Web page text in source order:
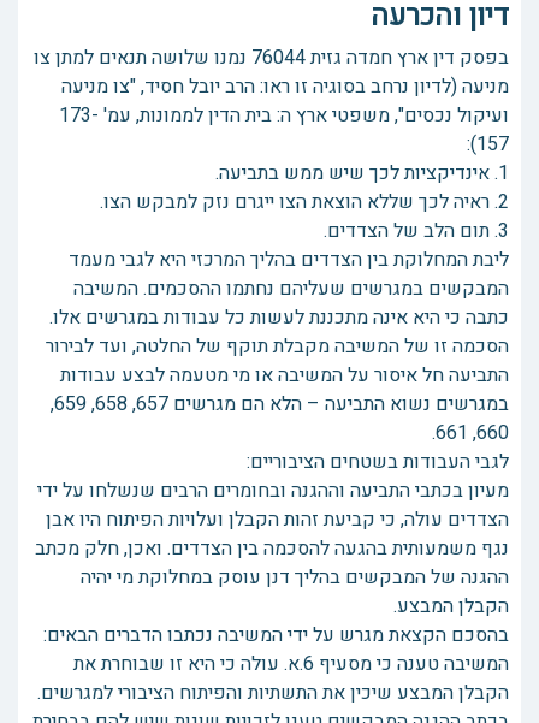
דיון והכרעה
בפסק דין ארץ חמדה גזית 76044 נמנו שלושה תנאים למתן צו
מניעה (לדיון נרחב בסוגיה זו ראו: הרב יובל חסיד, "צו מניעה
ועיקול נכסים", משפטי ארץ ה: בית הדין לממונות, עמ' 173-
157):
1. אינדיקציות לכך שיש ממש בתביעה.
2. ראיה לכך שללא הוצאת הצו ייגרם נזק למבקש הצו.
3. תום הלב של הצדדים.
ליבת המחלוקת בין הצדדים בהליך המרכזי היא לגבי מעמד
המבקשים במגרשים שעליהם נחתמו ההסכמים. המשיבה
כתבה כי היא אינה מתכננת לעשות כל עבודות במגרשים אלו.
הסכמה זו של המשיבה מקבלת תוקף של החלטה, ועד לבירור
התביעה חל איסור על המשיבה או מי מטעמה לבצע עבודות
במגרשים נשוא התביעה – הלא הם מגרשים 657, 658, 659,
660, 661.
לגבי העבודות בשטחים הציבוריים:
מעיון בכתבי התביעה וההגנה ובחומרים הרבים שנשלחו על ידי
הצדדים עולה, כי קביעת זהות הקבלן ועלויות הפיתוח היו אבן
נגף משמעותית בהגעה להסכמה בין הצדדים. ואכן, חלק מכתב
ההגנה של המבקשים בהליך דנן עוסק במחלוקת מי יהיה
הקבלן המבצע.
בהסכם הקצאת מגרש על ידי המשיבה נכתבו הדברים הבאים:
המשיבה טענה כי מסעיף 6.א. עולה כי היא זו שבוחרת את
הקבלן המבצע שיכין את התשתיות והפיתוח הציבורי למגרשים.